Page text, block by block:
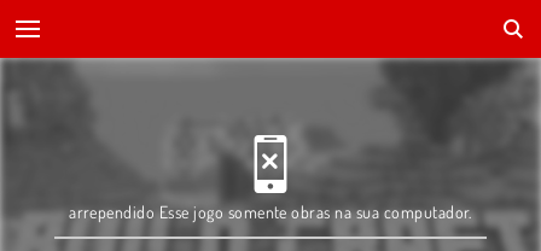
arrependido Esse jogo somente obras na sua computador.